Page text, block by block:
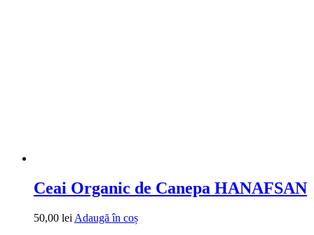
Ceai Organic de Canepa HANAFSAN
50,00 lei Adaugă în coș